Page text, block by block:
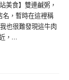
美食】雙連鹹粥，
名，暫時在這裡稱
也很難發現這牛肉
，…